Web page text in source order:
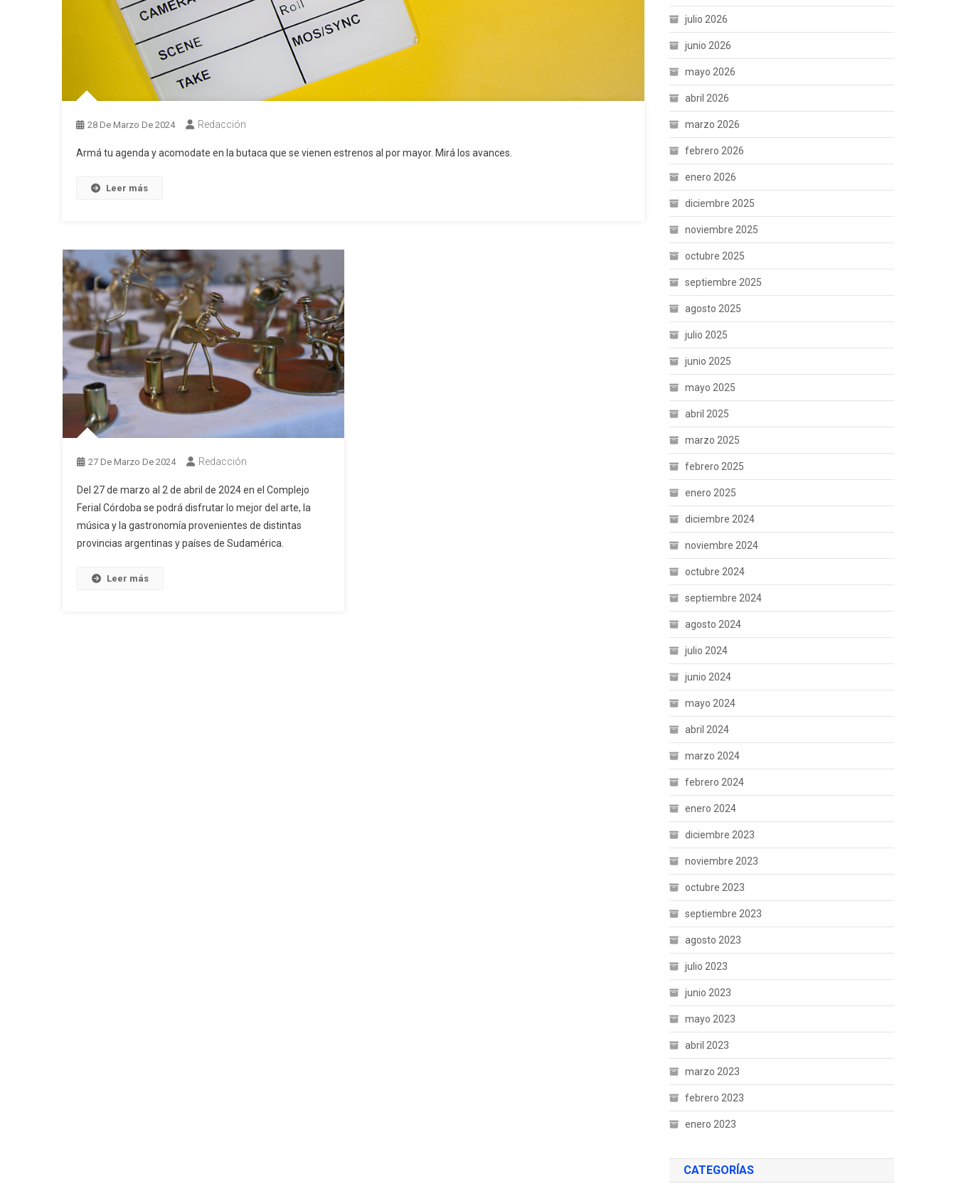
28 De Marzo De 2024 Redacción
Armá tu agenda y acomodate en la butaca que se vienen estrenos al por mayor. Mirá los avances.
Leer más
27 De Marzo De 2024 Redacción
Del 27 de marzo al 2 de abril de 2024 en el Complejo
Ferial Córdoba se podrá disfrutar lo mejor del arte, la
música y la gastronomía provenientes de distintas
provincias argentinas y países de Sudamérica.
Leer más
julio 2026
junio 2026
mayo 2026
abril 2026
marzo 2026
febrero 2026
enero 2026
diciembre 2025
noviembre 2025
octubre 2025
septiembre 2025
agosto 2025
julio 2025
junio 2025
mayo 2025
abril 2025
marzo 2025
febrero 2025
enero 2025
diciembre 2024
noviembre 2024
octubre 2024
septiembre 2024
agosto 2024
julio 2024
junio 2024
mayo 2024
abril 2024
marzo 2024
febrero 2024
enero 2024
diciembre 2023
noviembre 2023
octubre 2023
septiembre 2023
agosto 2023
julio 2023
junio 2023
mayo 2023
abril 2023
marzo 2023
febrero 2023
enero 2023
CATEGORÍAS